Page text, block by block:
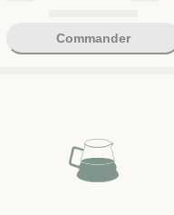
Commander